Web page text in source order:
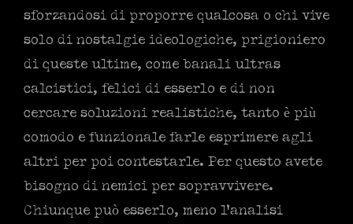
sforzandosi di proporre qualcosa o chi vive
solo di nostalgie ideologiche, prigioniero
di queste ultime, come banali ultras
calcistici, felici di esserlo e di non
cercare soluzioni realistiche, tanto è più
comodo e funzionale farle esprimere agli
altri per poi contestarle. Per questo avete
bisogno di nemici per sopravvivere.
Chiunque può esserlo, meno l’analisi